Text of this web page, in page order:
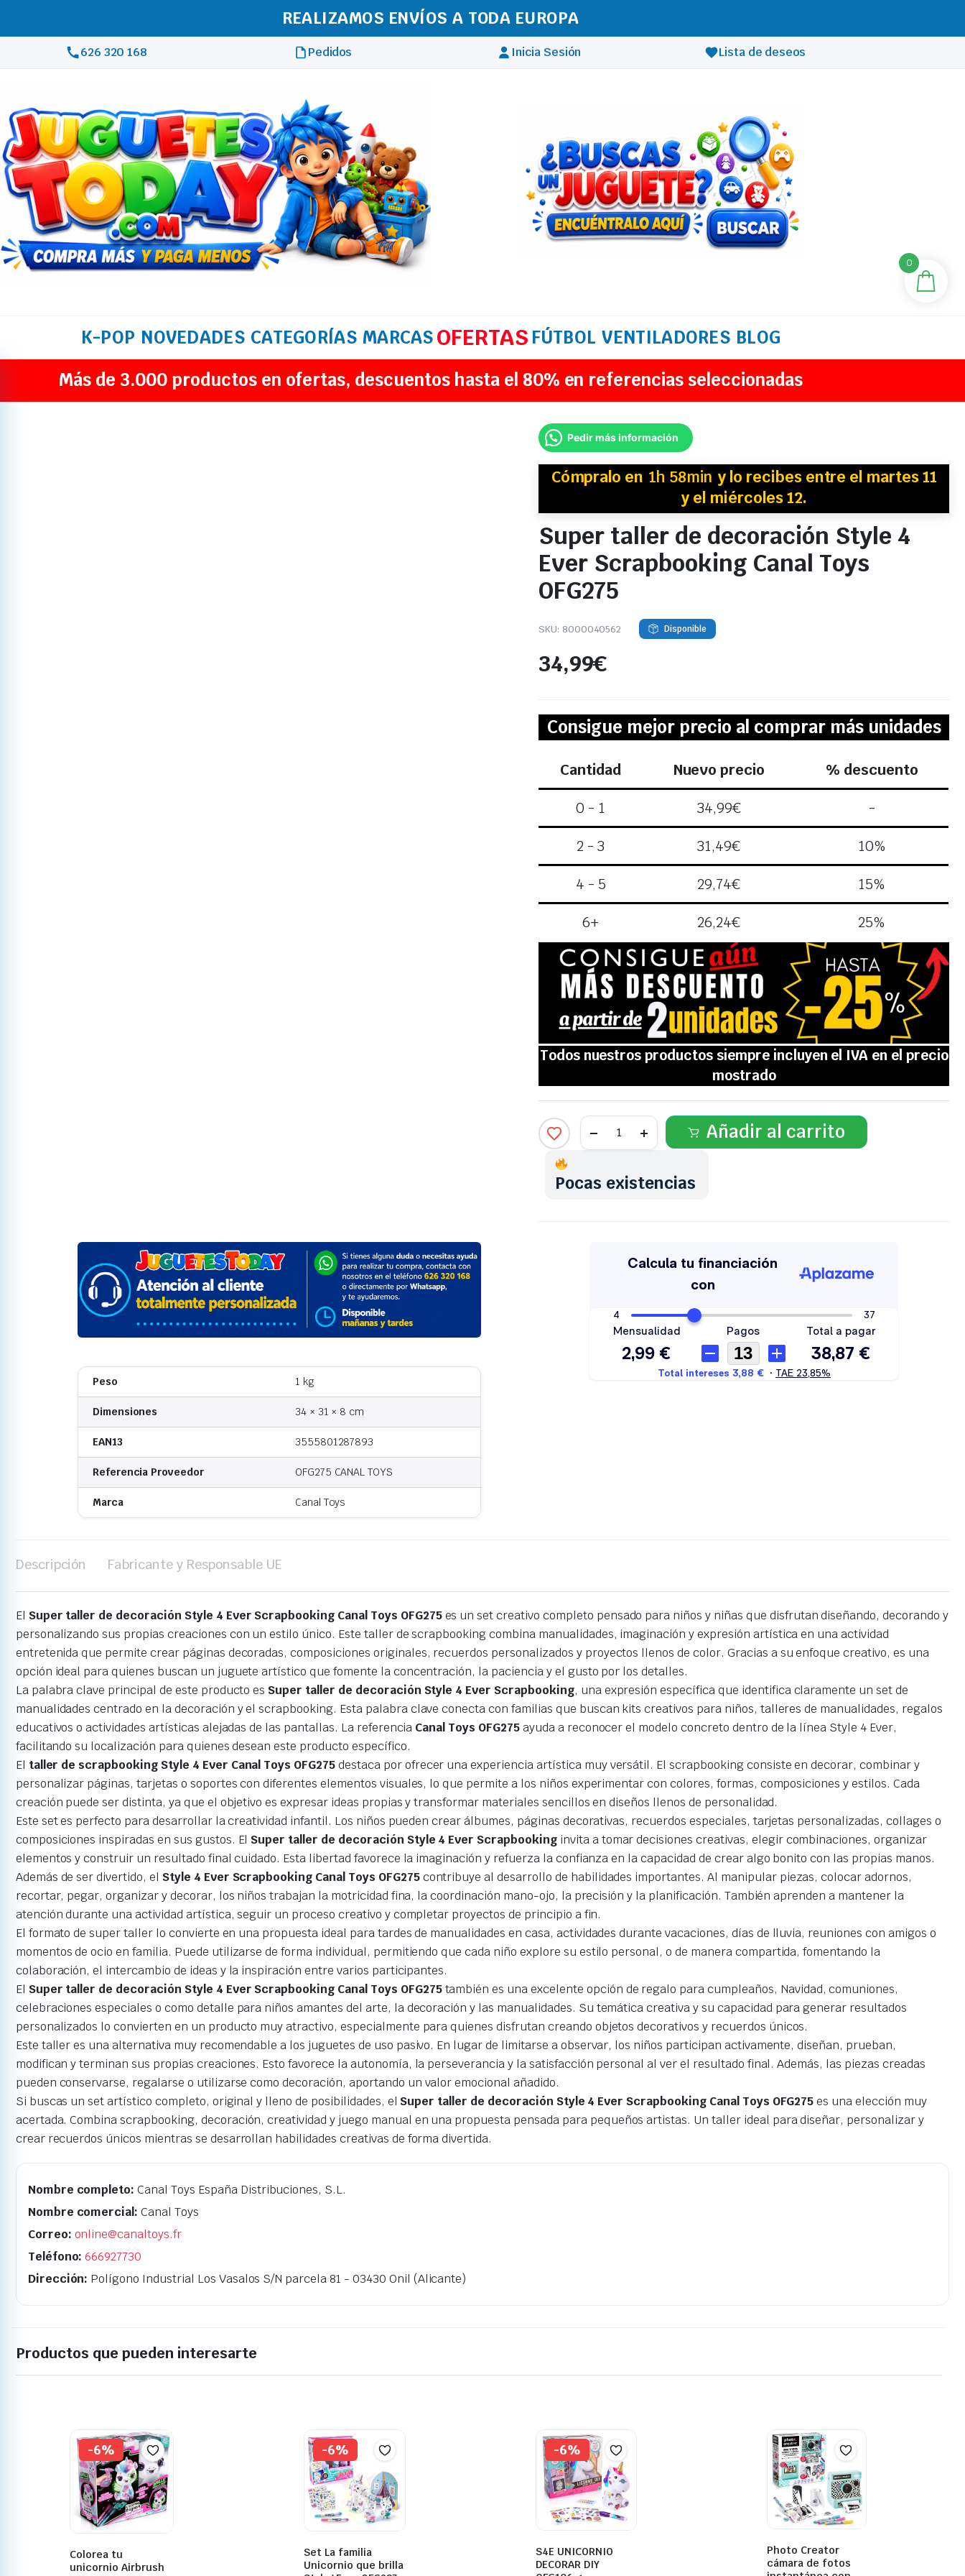
REALIZAMOS ENVÍOS A TODA EUROPA
626 320 168 Pedidos Inicia Sesión Lista de deseos
K-POP NOVEDADES CATEGORÍAS MARCASOFERTAS FÚTBOL VENTILADORES BLOG
Más de 3.000 productos en ofertas, descuentos hasta el 80% en referencias seleccionadas
Peso 1 kg
Dimensiones 34 × 31 × 8 cm
EAN13 3555801287893
Referencia Proveedor OFG275 CANAL TOYS
Marca Canal Toys
Pedir más información
Cómpralo en 1h 58min y lo recibesentre el martes 11
y el miércoles 12.
Super taller de decoración Style 4
Ever Scrapbooking Canal Toys
OFG275
SKU: 8000040562 Disponible
34,99€
Consigue mejor precio al comprar más unidades
Cantidad Nuevo precio % descuento
0 - 1 34,99€ -
2 - 3 31,49€ 10%
4 - 5 29,74€ 15%
6+ 26,24€ 25%
Añadir al carrito
Pocas existencias
Descripción Fabricante y Responsable UE
El Super taller de decoración Style 4 Ever Scrapbooking Canal Toys OFG275es un set creativo completo pensado para niños y niñas que disfrutan diseñando, decorando y
personalizando sus propias creaciones con un estilo único. Este taller de scrapbooking combina manualidades, imaginación y expresión artística en una actividad
entretenida que permite crear páginas decoradas, composiciones originales, recuerdos personalizados y proyectos llenos de color. Gracias a su enfoque creativo, es una
opción ideal para quienes buscan un juguete artístico que fomente la concentración, la paciencia y el gusto por los detalles.
La palabra clave principal de este producto es Super taller de decoración Style 4 Ever Scrapbooking, una expresión específica que identifica claramente un set de
manualidades centrado en la decoración y el scrapbooking. Esta palabra clave conecta con familias que buscan kits creativos para niños, talleres de manualidades, regalos
educativos o actividades artísticas alejadas de las pantallas. La referencia Canal Toys OFG275ayuda a reconocer el modelo concreto dentro de la línea Style 4 Ever,
facilitando su localización para quienes desean este producto específico.
El taller de scrapbooking Style 4 Ever Canal Toys OFG275destaca por ofrecer una experiencia artística muy versátil. El scrapbooking consiste en decorar, combinar y
personalizar páginas, tarjetas o soportes con diferentes elementos visuales, lo que permite a los niños experimentar con colores, formas, composiciones y estilos. Cada
creación puede ser distinta, ya que el objetivo es expresar ideas propias y transformar materiales sencillos en diseños llenos de personalidad.
Este set es perfecto para desarrollar la creatividad infantil. Los niños pueden crear álbumes, páginas decorativas, recuerdos especiales, tarjetas personalizadas, collages o
composiciones inspiradas en sus gustos. El Super taller de decoración Style 4 Ever Scrapbookinginvita a tomar decisiones creativas, elegir combinaciones, organizar
elementos y construir un resultado final cuidado. Esta libertad favorece la imaginación y refuerza la confianza en la capacidad de crear algo bonito con las propias manos.
Además de ser divertido, el Style 4 Ever Scrapbooking Canal Toys OFG275contribuye al desarrollo de habilidades importantes. Al manipular piezas, colocar adornos,
recortar, pegar, organizar y decorar, los niños trabajan la motricidad fina, la coordinación mano-ojo, la precisión y la planificación. También aprenden a mantener la
atención durante una actividad artística, seguir un proceso creativo y completar proyectos de principio a fin.
El formato de super taller lo convierte en una propuesta ideal para tardes de manualidades en casa, actividades durante vacaciones, días de lluvia, reuniones con amigos o
momentos de ocio en familia. Puede utilizarse de forma individual, permitiendo que cada niño explore su estilo personal, o de manera compartida, fomentando la
colaboración, el intercambio de ideas y la inspiración entre varios participantes.
El Super taller de decoración Style 4 Ever Scrapbooking Canal Toys OFG275también es una excelente opción de regalo para cumpleaños, Navidad, comuniones,
celebraciones especiales o como detalle para niños amantes del arte, la decoración y las manualidades. Su temática creativa y su capacidad para generar resultados
personalizados lo convierten en un producto muy atractivo, especialmente para quienes disfrutan creando objetos decorativos y recuerdos únicos.
Este taller es una alternativa muy recomendable a los juguetes de uso pasivo. En lugar de limitarse a observar, los niños participan activamente, diseñan, prueban,
modifican y terminan sus propias creaciones. Esto favorece la autonomía, la perseverancia y la satisfacción personal al ver el resultado final. Además, las piezas creadas
pueden conservarse, regalarse o utilizarse como decoración, aportando un valor emocional añadido.
Si buscas un set artístico completo, original y lleno de posibilidades, el Super taller de decoración Style 4 Ever Scrapbooking Canal Toys OFG275es una elección muy
acertada. Combina scrapbooking, decoración, creatividad y juego manual en una propuesta pensada para pequeños artistas. Un taller ideal para diseñar, personalizar y
crear recuerdos únicos mientras se desarrollan habilidades creativas de forma divertida.
Nombre completo: Canal Toys España Distribuciones, S.L.
Nombre comercial: Canal Toys
Correo: online@canaltoys.fr
Teléfono: 666927730
Dirección: Polígono Industrial Los Vasalos S/N parcela 81 - 03430 Onil (Alicante)
Productos que pueden interesarte
-6%
Colorea tu
unicornio Airbrush
-6%
Set La familia
Unicornio que brilla
-6%
S4E UNICORNIO
DECORAR DIY
Photo Creator
cámara de fotos
0